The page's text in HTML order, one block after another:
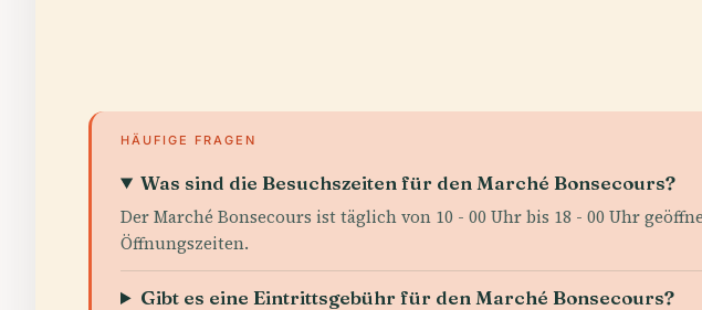
HÄUFIGE FRAGEN
Was sind die Besuchszeiten für den Marché Bonsecours?
Der Marché Bonsecours ist täglich von 10 - 00 Uhr bis 18 - 00 Uhr
Öffnungszeiten.
Gibt es eine Eintrittsgebühr für den Marché Bonsecours?